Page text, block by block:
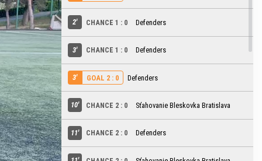
2' CHANCE 1 : 0 Defenders
3' CHANCE 1 : 0 Defenders
3' GOAL 2 : 0 Defenders
10' CHANCE 2 : 0 Sťahovanie Bleskovka Bratislava
11' CHANCE 2 : 0 Defenders